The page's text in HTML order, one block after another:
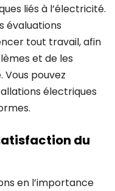
liés à l’électricité.
évaluations
tout travail, afin
et de les
pouvez
électriques
du
en l’importance